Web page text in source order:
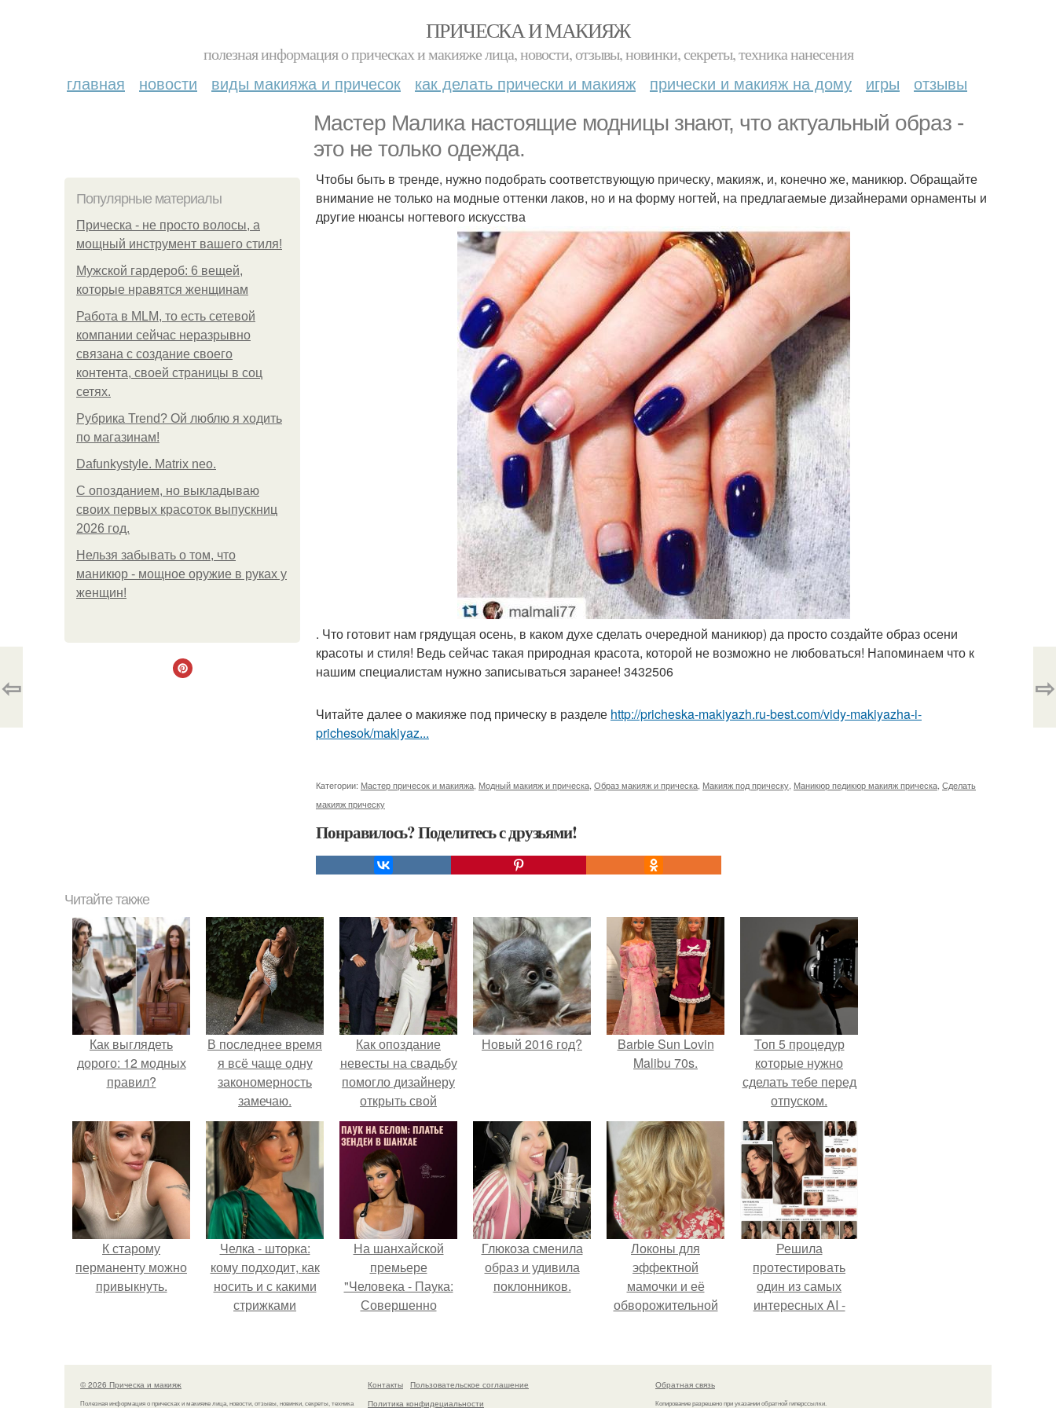
ПРИЧЕСКА И МАКИЯЖ
полезная информация о прическах и макияже лица, новости, отзывы, новинки, секреты, техника нанесения
главная новости виды макияжа и причесок как делать прически и макияж прически и макияж на дому игры отзывы
Мастер Малика настоящие модницы знают, что актуальный образ -
это не только одежда.
Популярные материалы
Прическа - не просто волосы, а
мощный инструмент вашего стиля!
Мужской гардероб: 6 вещей,
которые нравятся женщинам
Работа в MLM, то есть сетевой
компании сейчас неразрывно
связана с создание своего
контента, своей страницы в соц
сетях.
Рубрика Trend? Ой люблю я ходить
по магазинам!
Dafunkystyle. Matrix neo.
С опозданием, но выкладываю
своих первых красоток выпускниц
2026 год.
Нельзя забывать о том, что
маникюр - мощное оружие в руках у
женщин!
Чтобы быть в тренде, нужно подобрать соответствующую прическу, макияж, и, конечно же, маникюр. Обращайте
внимание не только на модные оттенки лаков, но и на форму ногтей, на предлагаемые дизайнерами орнаменты и
другие нюансы ногтевого искусства
. Что готовит нам грядущая осень, в каком духе сделать очередной маникюр) да просто создайте образ осени
красоты и стиля! Ведь сейчас такая природная красота, которой не возможно не любоваться! Напоминаем что к
нашим специалистам нужно записываться заранее! 3432506
Читайте далее о макияже под прическу в разделе http://pricheska-makiyazh.ru-best.com/vidy-makiyazha-i-
prichesok/makiyaz...
Категории: Мастер причесок и макияжа Модный макияж и прическа Образ макияж и прическа Макияж под прическу Маникюр педикюр макияж прическа Сделать
макияж прическу
Понравилось? Поделитесь с друзьями!
⇦ ⇨
Читайте также
Как выглядеть
дорого: 12 модных
правил?
В последнее время
я всё чаще одну
закономерность
замечаю.
Как опоздание
невесты на свадьбу
помогло дизайнеру
открыть свой
бренд.
Новый 2016 год?
Barbie Sun Lovin
Malibu 70s.
Топ 5 процедур
которые нужно
сделать тебе перед
отпуском.
К старому
перманенту можно
привыкнуть.
Челка - шторка:
кому подходит, как
носить и с какими
стрижками
На шанхайской
премьере
"Человека - Паука:
Совершенно
просто очередной
наряд, а настоящий
артефакт высокой
Глюкоза сменила
образ и удивила
поклонников.
Локоны для
эффектной
мамочки и её
обворожительной
Решила
протестировать
один из самых
интересных AI -
© 2026 Прическа и макияж
Полезная информация о прическах и макияже лица, новости, отзывы, новинки, секреты, техника
Контакты
Пользовательское соглашение
Политика конфидециальности
Обратная связь
Копирование разрешено при указании обратной гиперссылки.